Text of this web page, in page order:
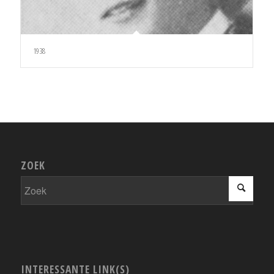
1938
ZOEK
INTERESSANTE LINK(S)